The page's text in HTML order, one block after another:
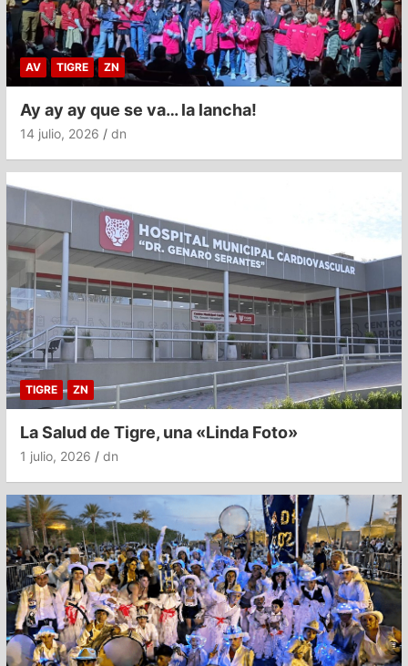
AV TIGRE ZN
Ay ay ay que se va… la lancha!
14 julio, 2026 dn
TIGRE ZN
La Salud de Tigre, una «Linda Foto»
1 julio, 2026 dn